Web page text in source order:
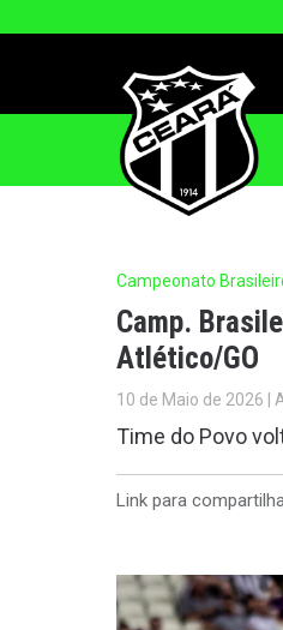
Campeonato
Camp.
Atlético/GO
10 de Maio de 2026 |
Time do Povo
Link para